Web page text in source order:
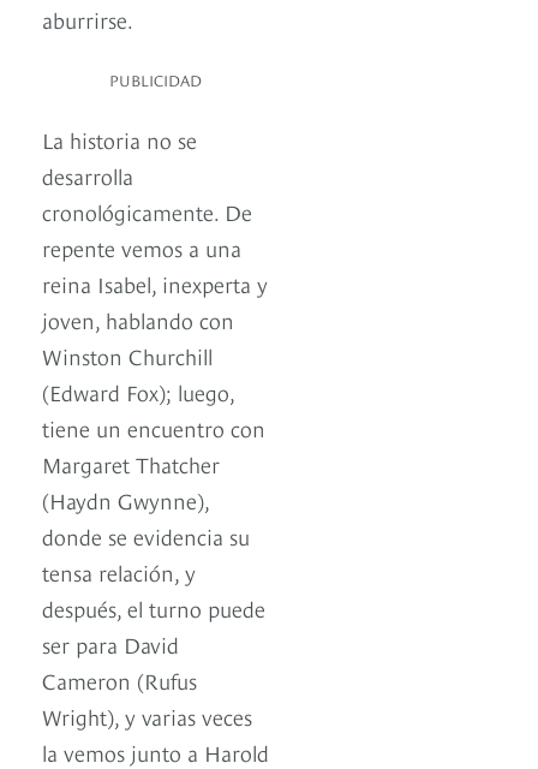
aburrirse.
PUBLICIDAD
La historia no se
desarrolla
cronológicamente. De
repente vemos a una
reina Isabel, inexperta y
joven, hablando con
Winston Churchill
(Edward Fox); luego,
tiene un encuentro con
Margaret Thatcher
(Haydn Gwynne),
donde se evidencia su
tensa relación, y
después, el turno puede
ser para David
Cameron (Rufus
Wright), y varias veces
la vemos junto a Harold